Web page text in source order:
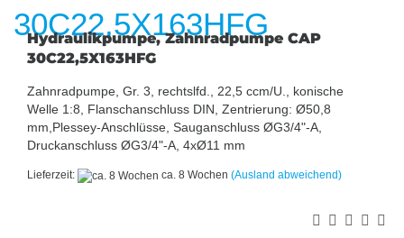
Hydraulikpumpe, Zahnradpumpe CAP
30C22,5X163HFG
Zahnradpumpe, Gr. 3, rechtslfd., 22,5 ccm/U., konische
Welle 1:8, Flanschanschluss DIN, Zentrierung: Ø50,8
mm,Plessey-Anschlüsse, Sauganschluss ØG3/4"-A,
Druckanschluss ØG3/4"-A, 4xØ11 mm
Lieferzeit: ca. 8 Wochen (Ausland abweichend)